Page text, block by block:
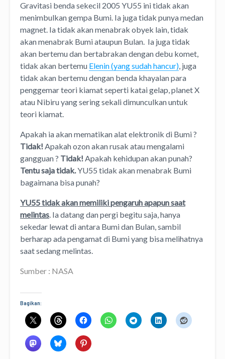
Gravitasi benda sekecil 2005 YU55 ini tidak akan
menimbulkan gempa Bumi. Ia juga tidak punya medan
magnet. Ia tidak akan menabrak obyek lain, tidak
akan menabrak Bumi ataupun Bulan. Ia juga tidak
akan bertemu dan bertabrakan dengan debu komet,
tidak akan bertemu Elenin (yang sudah hancur), juga
tidak akan bertemu dengan benda khayalan para
penggemar teori kiamat seperti katai gelap, planet X
atau Nibiru yang sering sekali dimunculkan untuk
teori kiamat.
Apakah ia akan mematikan alat elektronik di Bumi ?
Tidak!Apakah ozon akan rusak atau mengalami
gangguan ? Tidak!Apakah kehidupan akan punah?
Tentu saja tidak.YU55 tidak akan menabrak Bumi
bagaimana bisa punah?
YU55 tidak akan memiliki pengaruh apapun saat
melintas. Ia datang dan pergi begitu saja, hanya
sekedar lewat di antara Bumi dan Bulan, sambil
berharap ada pengamat di Bumi yang bisa melihatnya
saat sedang melintas.
Sumber : NASA
Bagikan: